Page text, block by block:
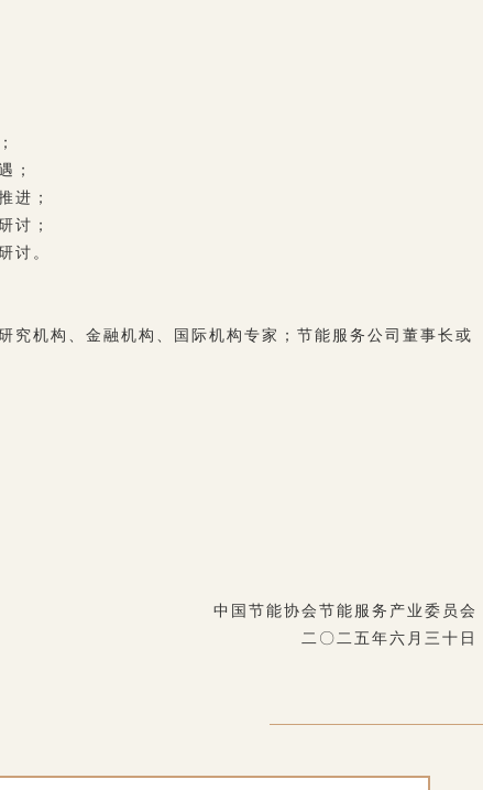
；
进；
讨；
讨。
究机构、金融机构、国际机构专家；节能服务公司董事长或
中国节能协会节能服务产业委员会
二〇二五年六月三十日